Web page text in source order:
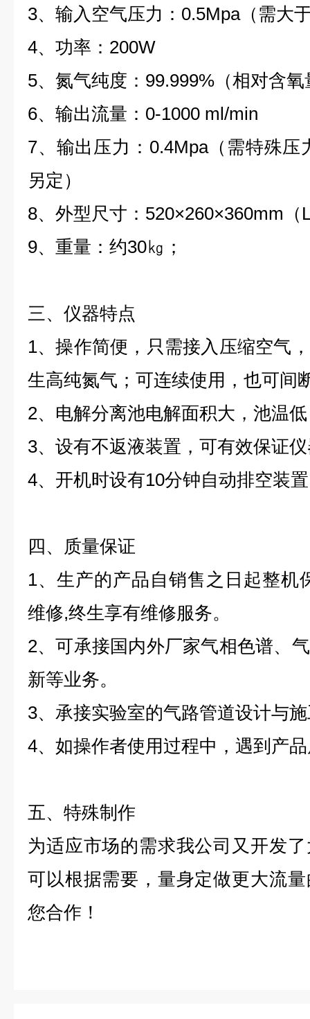
3、输入空气压力 ： 0.5Mpa（ 需大
4、功率 ： 200W
5、氮气纯度 ： 99.999% （相对含
6、输出流量 ： 0-1000 ml/min
7、输出压力 ： 0.4Mpa（需特殊压
另定）
8、外型尺寸 ： 520×260×360mm （
9、重量： 约30㎏；
三、仪器特点
1、操作简便，只需接入压缩空气
生高纯氮气；可连续使用，也可间
2、电解分离池电解面积大，池温
3、设有不返液装置，可有效保证
4、开机时设有10分钟自动排空装
四、质量保证
1、生产的产品自销售之日起整机
维修,终生享有维修服务。
2、可承接国内外厂家气相色谱、
新等业务。
3、承接实验室的气路管道设计与
4、如操作者使用过程中，遇到产
五、特殊制作
为适应市场的需求我公司又开发
可以根据需要，量身定做更大流
您合作！